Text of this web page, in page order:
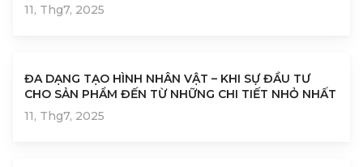
CHÂN TÌNH
11, Thg7, 2025
ĐA DẠNG TẠO HÌNH NHÂN VẬT – KHI SỰ ĐẦU TƯ
CHO SẢN PHẨM ĐẾN TỪ NHỮNG CHI TIẾT NHỎ NHẤT
11, Thg7, 2025